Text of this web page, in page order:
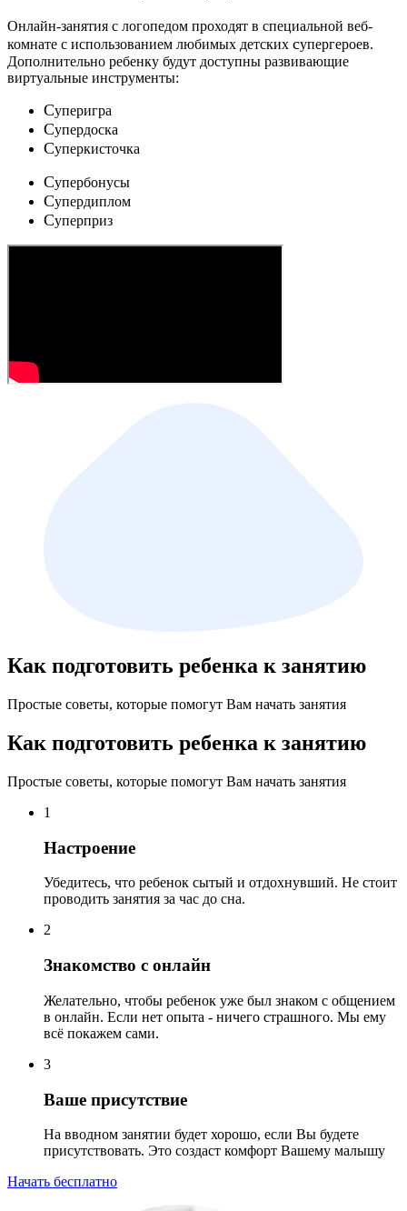
Онлайн-занятия с логопедом проходят в специальной веб-
комнате с использованием любимых детских cупергероев.
Дополнительно ребенку будут доступны развивающие
виртуальные инструменты:
Cуперигра
Cупердоска
Cуперкисточка
Cупербонусы
Cупердиплом
Cуперприз
Как подготовить ребенка к занятию
Простые советы, которые помогут Вам начать занятия
Как подготовить ребенка к занятию
Простые советы, которые помогут Вам начать занятия
1
Настроение
Убедитесь, что ребенок сытый и отдохнувший. Не стоит
проводить занятия за час до сна.
2
Знакомство с онлайн
Желательно, чтобы ребенок уже был знаком с общением
в онлайн. Если нет опыта - ничего страшного. Мы ему
всё покажем сами.
3
Ваше присутствие
На вводном занятии будет хорошо, если Вы будете
присутствовать. Это создаст комфорт Вашему малышу
Начать бесплатно